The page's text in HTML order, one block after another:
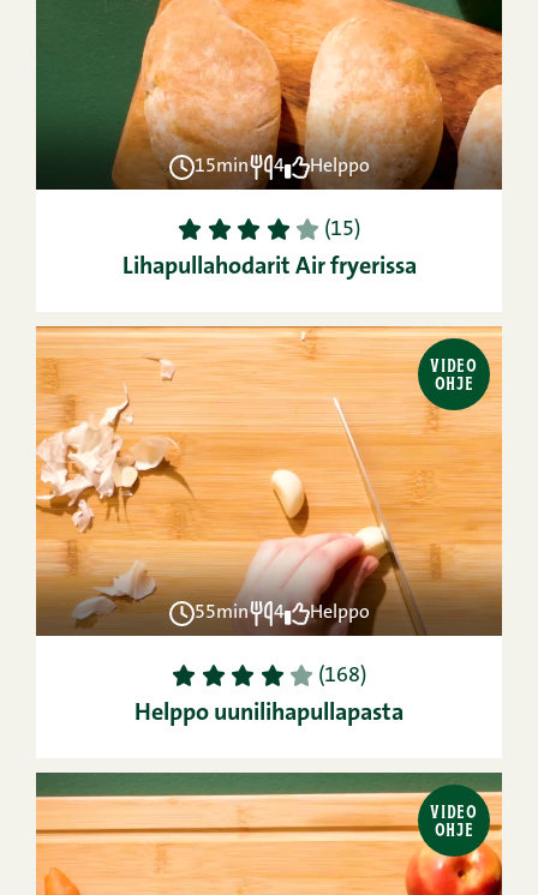
15min 4 Helppo
1 2 3 4 5 (15)
Lihapullahodarit Air fryerissa
VIDEO
OHJE
55min 4 Helppo
1 2 3 4 5 (168)
Helppo uunilihapullapasta
VIDEO
OHJE